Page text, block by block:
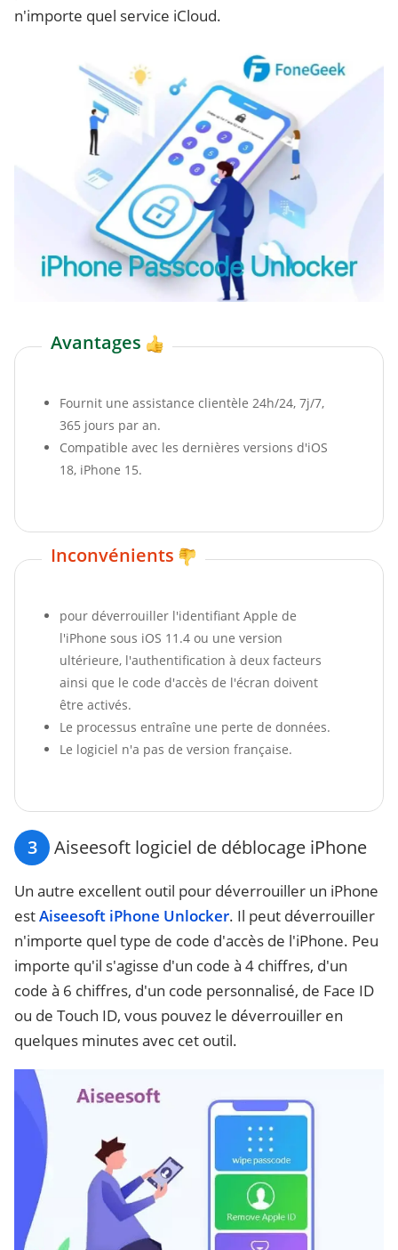
n'importe quel service iCloud.
Avantages
Fournit une assistance clientèle 24h/24, 7j/7,
365 jours par an.
Compatible avec les dernières versions d'iOS
18, iPhone 15.
Inconvénients
pour déverrouiller l'identifiant Apple de
l'iPhone sous iOS 11.4 ou une version
ultérieure, l'authentification à deux facteurs
ainsi que le code d'accès de l'écran doivent
être activés.
Le processus entraîne une perte de données.
Le logiciel n'a pas de version française.
3 Aiseesoft logiciel de déblocage iPhone
Un autre excellent outil pour déverrouiller un iPhone
estAiseesoft iPhone Unlocker. Il peut déverrouiller
n'importe quel type de code d'accès de l'iPhone. Peu
importe qu'il s'agisse d'un code à 4 chiffres, d'un
code à 6 chiffres, d'un code personnalisé, de Face ID
ou de Touch ID, vous pouvez le déverrouiller en
quelques minutes avec cet outil.